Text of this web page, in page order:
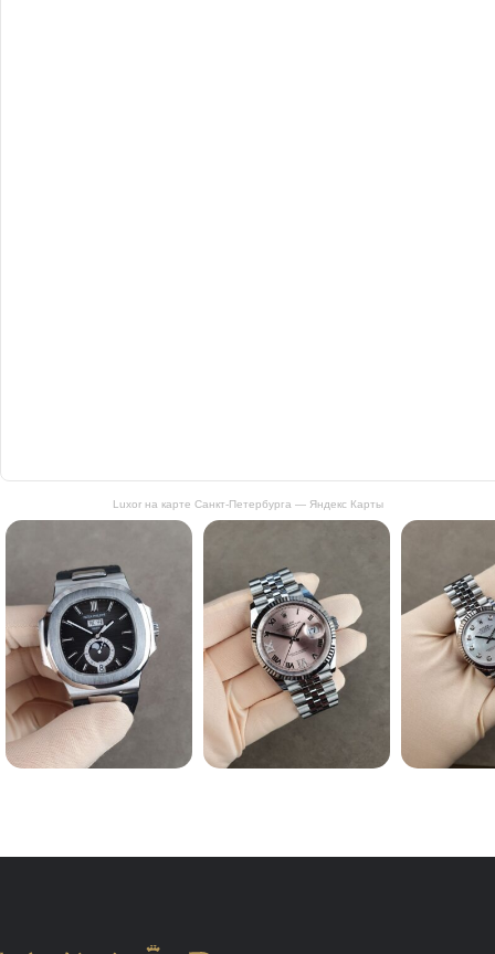
Luxor на карте Санкт‑Петербурга — Яндекс Карты